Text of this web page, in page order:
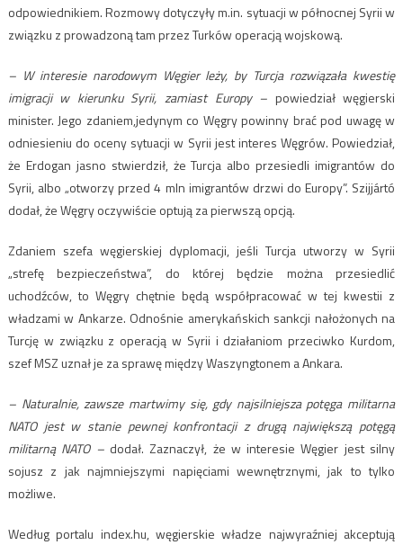
odpowiednikiem. Rozmowy dotyczyły m.in. sytuacji w północnej Syrii w
związku z prowadzoną tam przez Turków operacją wojskową.
– W interesie narodowym Węgier leży, by Turcja rozwiązała kwestię
imigracji w kierunku Syrii, zamiast Europy – powiedział węgierski
minister. Jego zdaniem,jedynym co Węgry powinny brać pod uwagę w
odniesieniu do oceny sytuacji w Syrii jest interes Węgrów. Powiedział,
że Erdogan jasno stwierdził, że Turcja albo przesiedli imigrantów do
Syrii, albo „otworzy przed 4 mln imigrantów drzwi do Europy”. Szijjártó
dodał, że Węgry oczywiście optują za pierwszą opcją.
Zdaniem szefa węgierskiej dyplomacji, jeśli Turcja utworzy w Syrii
„strefę bezpieczeństwa”, do której będzie można przesiedlić
uchodźców, to Węgry chętnie będą współpracować w tej kwestii z
władzami w Ankarze. Odnośnie amerykańskich sankcji nałożonych na
Turcję w związku z operacją w Syrii i działaniom przeciwko Kurdom,
szef MSZ uznał je za sprawę między Waszyngtonem a Ankara.
– Naturalnie, zawsze martwimy się, gdy najsilniejsza potęga militarna
NATO jest w stanie pewnej konfrontacji z drugą największą potęgą
militarną NATO –dodał. Zaznaczył, że w interesie Węgier jest silny
sojusz z jak najmniejszymi napięciami wewnętrznymi, jak to tylko
możliwe.
Według portalu index.hu, węgierskie władze najwyraźniej akceptują